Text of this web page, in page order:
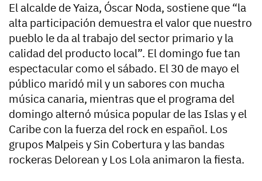
El alcalde de Yaiza, Óscar Noda, sostiene que “la
alta participación demuestra el valor que nuestro
pueblo le da al trabajo del sector primario y la
calidad del producto local”. El domingo fue tan
espectacular como el sábado. El 30 de mayo el
público maridó mil y un sabores con mucha
música canaria, mientras que el programa del
domingo alternó música popular de las Islas y el
Caribe con la fuerza del rock en español. Los
grupos Malpeis y Sin Cobertura y las bandas
rockeras Delorean y Los Lola animaron la fiesta.